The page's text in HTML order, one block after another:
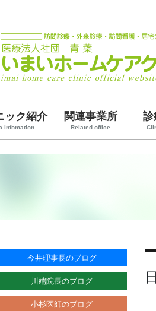
ック紹介
infomation
関連事業所
Related office
診
今井理事長のブログ
川端院長のブログ
小杉医師のブログ